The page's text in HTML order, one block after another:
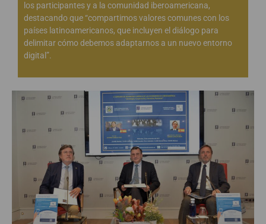
los participantes y a la comunidad iberoamericana,
destacando que “compartimos valores comunes con los
países latinoamericanos, que incluyen el diálogo para
delimitar cómo debemos adaptarnos a un nuevo entorno
digital”.